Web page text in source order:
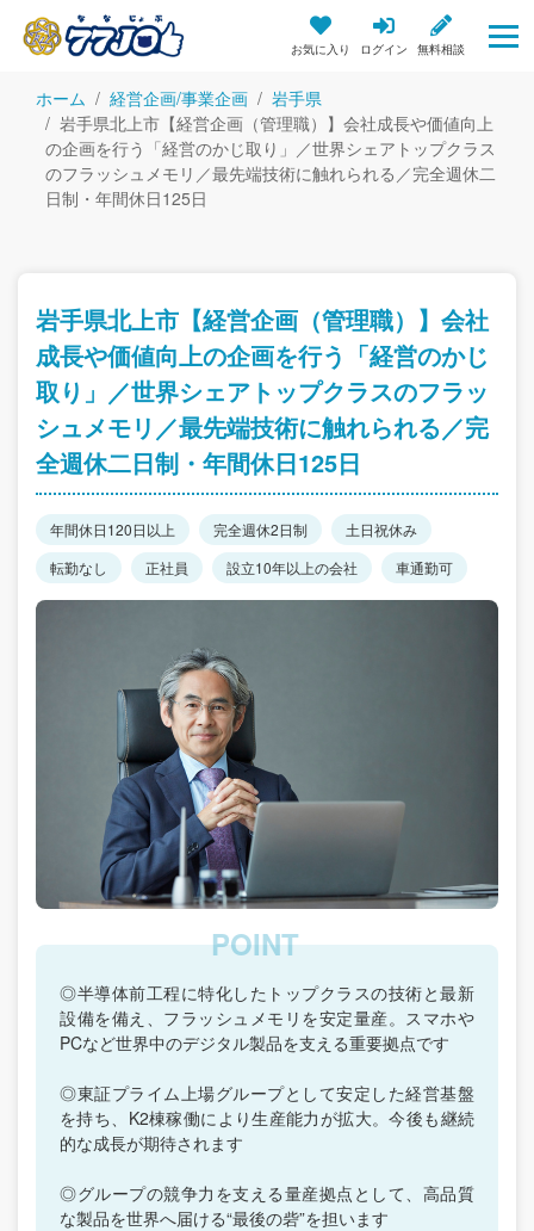
お気に入り ログイン 無料相談
ホーム 経営企画/事業企画
岩手県
岩手県北上市【経営企画（管理職）】会社成長や価値向上
の企画を行う「経営のかじ取り」／世界シェアトップクラス
のフラッシュメモリ／最先端技術に触れられる／完全週休二
日制・年間休日125日
岩手県北上市【経営企画（管理職）】会社
成長や価値向上の企画を行う「経営のかじ
取り」／世界シェアトップクラスのフラッ
シュメモリ／最先端技術に触れられる／完
全週休二日制・年間休日125日
年間休日120日以上 完全週休2日制
土日祝休み
転勤なし
正社員 設立10年以上の会社 車通勤可
◎半導体前工程に特化したトップクラスの技術と最新
設備を備え、フラッシュメモリを安定量産。スマホや
PCなど世界中のデジタル製品を支える重要拠点です
◎東証プライム上場グループとして安定した経営基盤
を持ち、K2棟稼働により生産能力が拡大。今後も継続
的な成長が期待されます
◎グループの競争力を支える量産拠点として、高品質
な製品を世界へ届ける“最後の砦”を担います